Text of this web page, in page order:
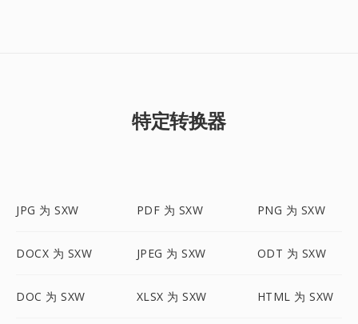
特定转换器
JPG 为 SXW PDF 为 SXW PNG 为 SXW
DOCX 为 SXW JPEG 为 SXW ODT 为 SXW
DOC 为 SXW XLSX 为 SXW HTML 为 SXW